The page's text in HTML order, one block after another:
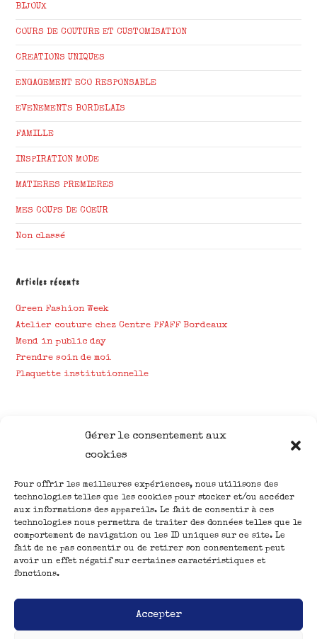
Gérer le consentement aux
cookies
Pour offrir les meilleures expériences, nous utilisons des
technologies telles que les cookies pour stocker et/ou accéder
aux informations des appareils. Le fait de consentir à ces
technologies nous permettra de traiter des données telles que le
comportement de navigation ou les ID uniques sur ce site. Le
fait de ne pas consentir ou de retirer son consentement peut
avoir un effet négatif sur certaines caractéristiques et
fonctions.
Accepter
BIJOUX
COURS DE COUTURE ET CUSTOMISATION
CREATIONS UNIQUES
ENGAGEMENT ECO RESPONSABLE
EVENEMENTS BORDELAIS
FAMILLE
INSPIRATION MODE
MATIERES PREMIERES
MES COUPS DE COEUR
Non classé
Articles récents
Green Fashion Week
Atelier couture chez Centre PFAFF Bordeaux
Mend in public day
Prendre soin de moi
Plaquette institutionnelle
ACCUEIL
CREATIONS
ATELIERS
BLOG
Nous suivre